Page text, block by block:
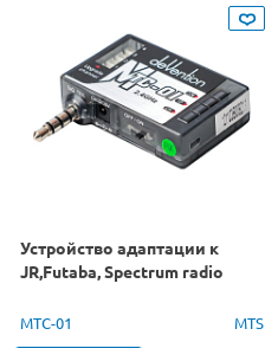
Устройство адаптации к
JR,Futaba, Spectrum radio
MТС-01 MTS